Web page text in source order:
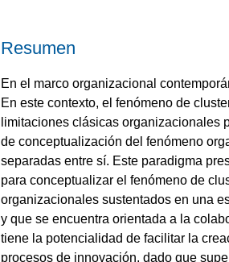
Resumen
En el marco organizacional
En este contexto, el fenómeno de
limitaciones clásicas organizacionales
de conceptualización del fenómeno
separadas entre sí. Este paradigma
para conceptualizar el fenómeno de
organizacionales sustentados en una
y que se encuentra orientada a la
tiene la potencialidad de facilitar la
procesos de innovación, dado que